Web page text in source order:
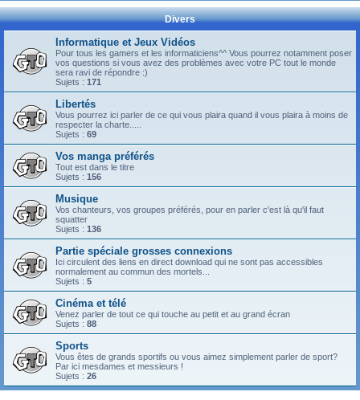
Divers
Informatique et Jeux Vidéos
Pour tous les gamers et les informaticiens^^ Vous pourrez notamment poser
vos questions si vous avez des problèmes avec votre PC tout le monde
sera ravi de répondre :)
Sujets : 171
Libertés
Vous pourrez ici parler de ce qui vous plaira quand il vous plaira à moins de
respecter la charte.....
Sujets : 69
Vos manga préférés
Tout est dans le titre
Sujets : 156
Musique
Vos chanteurs, vos groupes préférés, pour en parler c'est là qu'il faut
squatter
Sujets : 136
Partie spéciale grosses connexions
Ici circulent des liens en direct download qui ne sont pas accessibles
normalement au commun des mortels...
Sujets : 5
Cinéma et télé
Venez parler de tout ce qui touche au petit et au grand écran
Sujets : 88
Sports
Vous êtes de grands sportifs ou vous aimez simplement parler de sport?
Par ici mesdames et messieurs !
Sujets : 26